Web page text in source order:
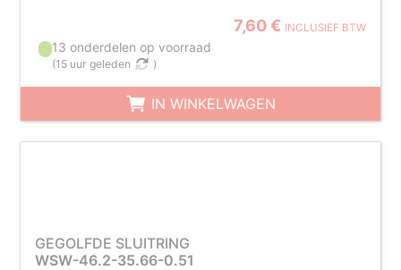
7,60 € INCLUSIEF BTW
13 onderdelen op voorraad
(15 uur geleden )
IN WINKELWAGEN
GEGOLFDE SLUITRING
WSW-46.2-35.66-0.51